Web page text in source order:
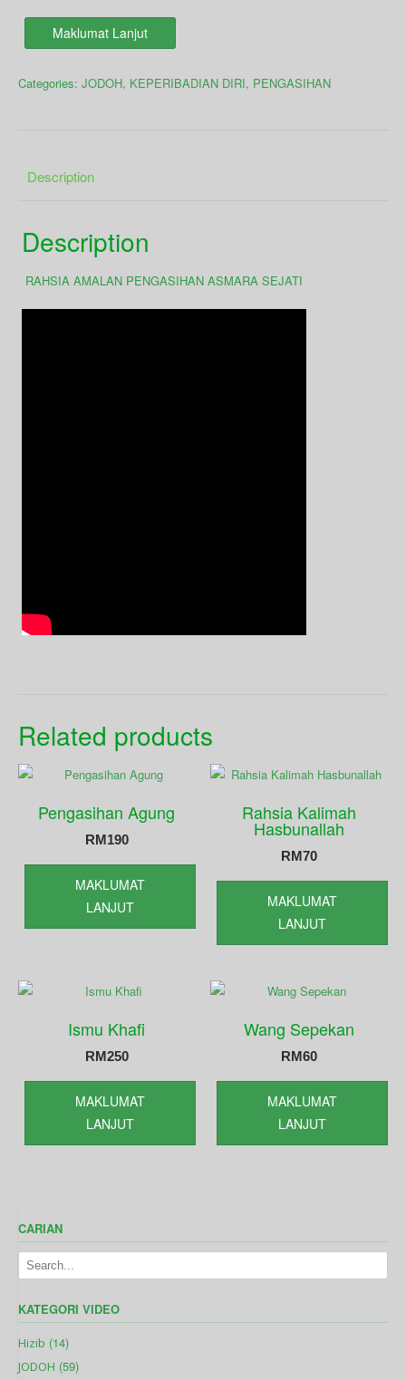
Maklumat Lanjut
Categories: JODOH, KEPERIBADIAN DIRI, PENGASIHAN
Description
Description
RAHSIA AMALAN PENGASIHAN ASMARA SEJATI
Related products
Pengasihan Agung
RM190
MAKLUMAT
LANJUT
Rahsia Kalimah
Hasbunallah
RM70
MAKLUMAT
LANJUT
Ismu Khafi
RM250
MAKLUMAT
LANJUT
Wang Sepekan
RM60
MAKLUMAT
LANJUT
CARIAN
KATEGORI VIDEO
Hizib (14)
JODOH (59)